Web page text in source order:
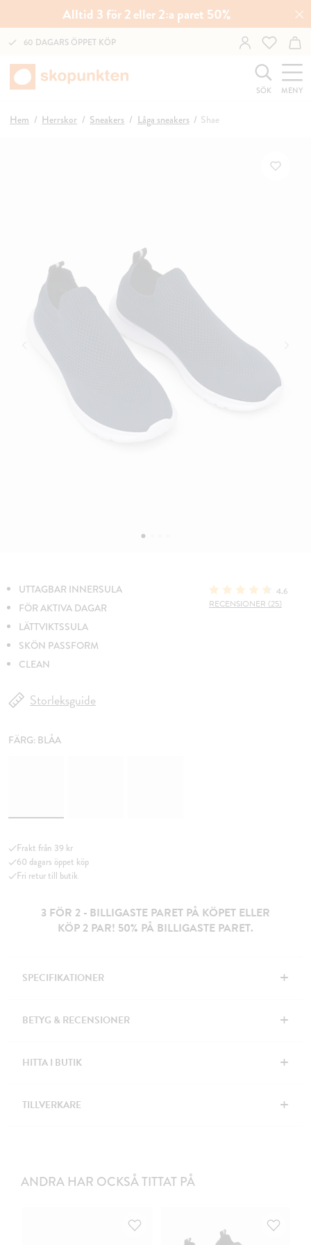
Alltid 3 för 2 eller 2:a paret 50%
60 DAGARS ÖPPET KÖP
SÖK MENY
Hem Herrskor Sneakers Låga sneakers Shae
UTTAGBAR INNERSULA
FÖR AKTIVA DAGAR
LÄTTVIKTSSULA
SKÖN PASSFORM
CLEAN
4.6
RECENSIONER (25)
Storleksguide
FÄRG: BLÅA
Frakt från 39 kr
60 dagars öppet köp
Fri retur till butik
3 FÖR 2 - BILLIGASTE PARET PÅ KÖPET ELLER
KÖP 2 PAR! 50% PÅ BILLIGASTE PARET.
SPECIFIKATIONER +
BETYG & RECENSIONER +
HITTA I BUTIK +
TILLVERKARE +
ANDRA HAR OCKSÅ TITTAT PÅ